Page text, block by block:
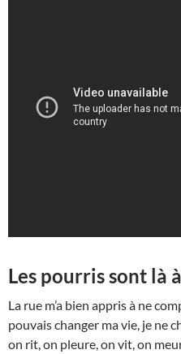
Les pourris sont là
La rue m’a bien appris à ne
pouvais changer ma vie, je ne
on rit, on pleure, on vit, on